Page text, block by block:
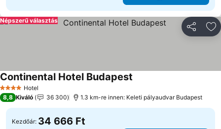
Népszerű választás
4 KategóriaHotel
Continental Hotel Budapest
8,8 Kiváló 36 300 1.3 km-re innen: Keleti pályaudvar Budapest
Kezdőár: 34 666 Ft